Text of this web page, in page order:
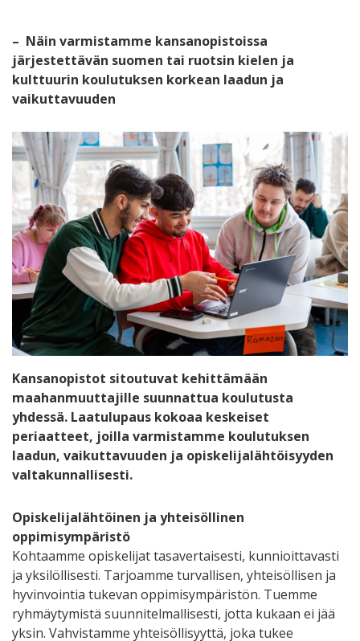
– Näin varmistamme kansanopistoissa
järjestettävän suomen tai ruotsin kielen ja
kulttuurin koulutuksen korkean laadun ja
vaikuttavuuden
Kansanopistot sitoutuvat kehittämään
maahanmuuttajille suunnattua koulutusta
yhdessä. Laatulupaus kokoaa keskeiset
periaatteet, joilla varmistamme koulutuksen
laadun, vaikuttavuuden ja opiskelijalähtöisyyden
valtakunnallisesti.
Opiskelijalähtöinen ja yhteisöllinen
oppimisympäristö
Kohtaamme opiskelijat tasavertaisesti, kunnioittavasti
ja yksilöllisesti. Tarjoamme turvallisen, yhteisöllisen ja
hyvinvointia tukevan oppimisympäristön. Tuemme
ryhmäytymistä suunnitelmallisesti, jotta kukaan ei jää
yksin. Vahvistamme yhteisöllisyyttä, joka tukee